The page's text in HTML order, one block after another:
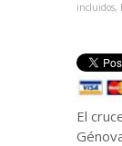
incluidos,
El